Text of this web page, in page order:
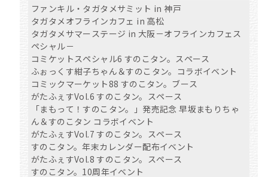
ファンキル・タガタメサミット in 神戸
タガタメオフラインカフェ in 高松
タガタメサマーステージ in 大阪－オフラインカフェス
ペシャル－
コミケットスペシャル6 すのこタン。スペース
ふぉっくす紺子ちゃん＆すのこタン。コラボイベント
コミックマーケット88 すのこタン。ブース
がたふぇすVol.6 すのこタン。スペース
「まもって！すのこタン。」発売記念 早坂まもりちゃ
ん＆すのこタン コラボイベント
がたふぇすVol.7 すのこタン。スペース
すのこタン。年末カレンダー配布イベント
がたふぇすVol.8 すのこタン。スペース
すのこタン。10周年イベント